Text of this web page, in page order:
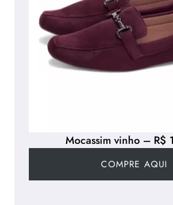
Mocassim vinho – R$
COMPRE AQUI